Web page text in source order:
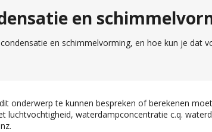
en
en schimmelvorming, en hoe kun je dat
onderwerp te kunnen bespreken of berekenen
luchtvochtigheid, waterdampconcentratie c.q.